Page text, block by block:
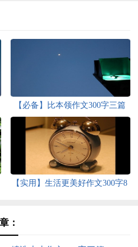
【必备】比本领作文300字三篇
【实用】生活更美好作文300字8
：